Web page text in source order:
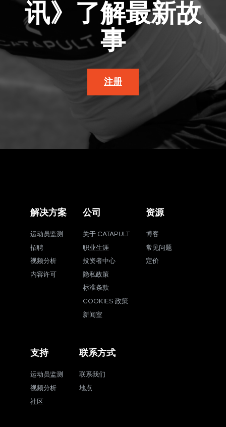
讯》了解最新故
事
注册
解决方案
运动员监测
招聘
视频分析
内容许可
公司
关于 CATAPULT
职业生涯
投资者中心
隐私政策
标准条款
COOKIES 政策
新闻室
资源
博客
常见问题
定价
支持
运动员监测
视频分析
社区
联系方式
联系我们
地点